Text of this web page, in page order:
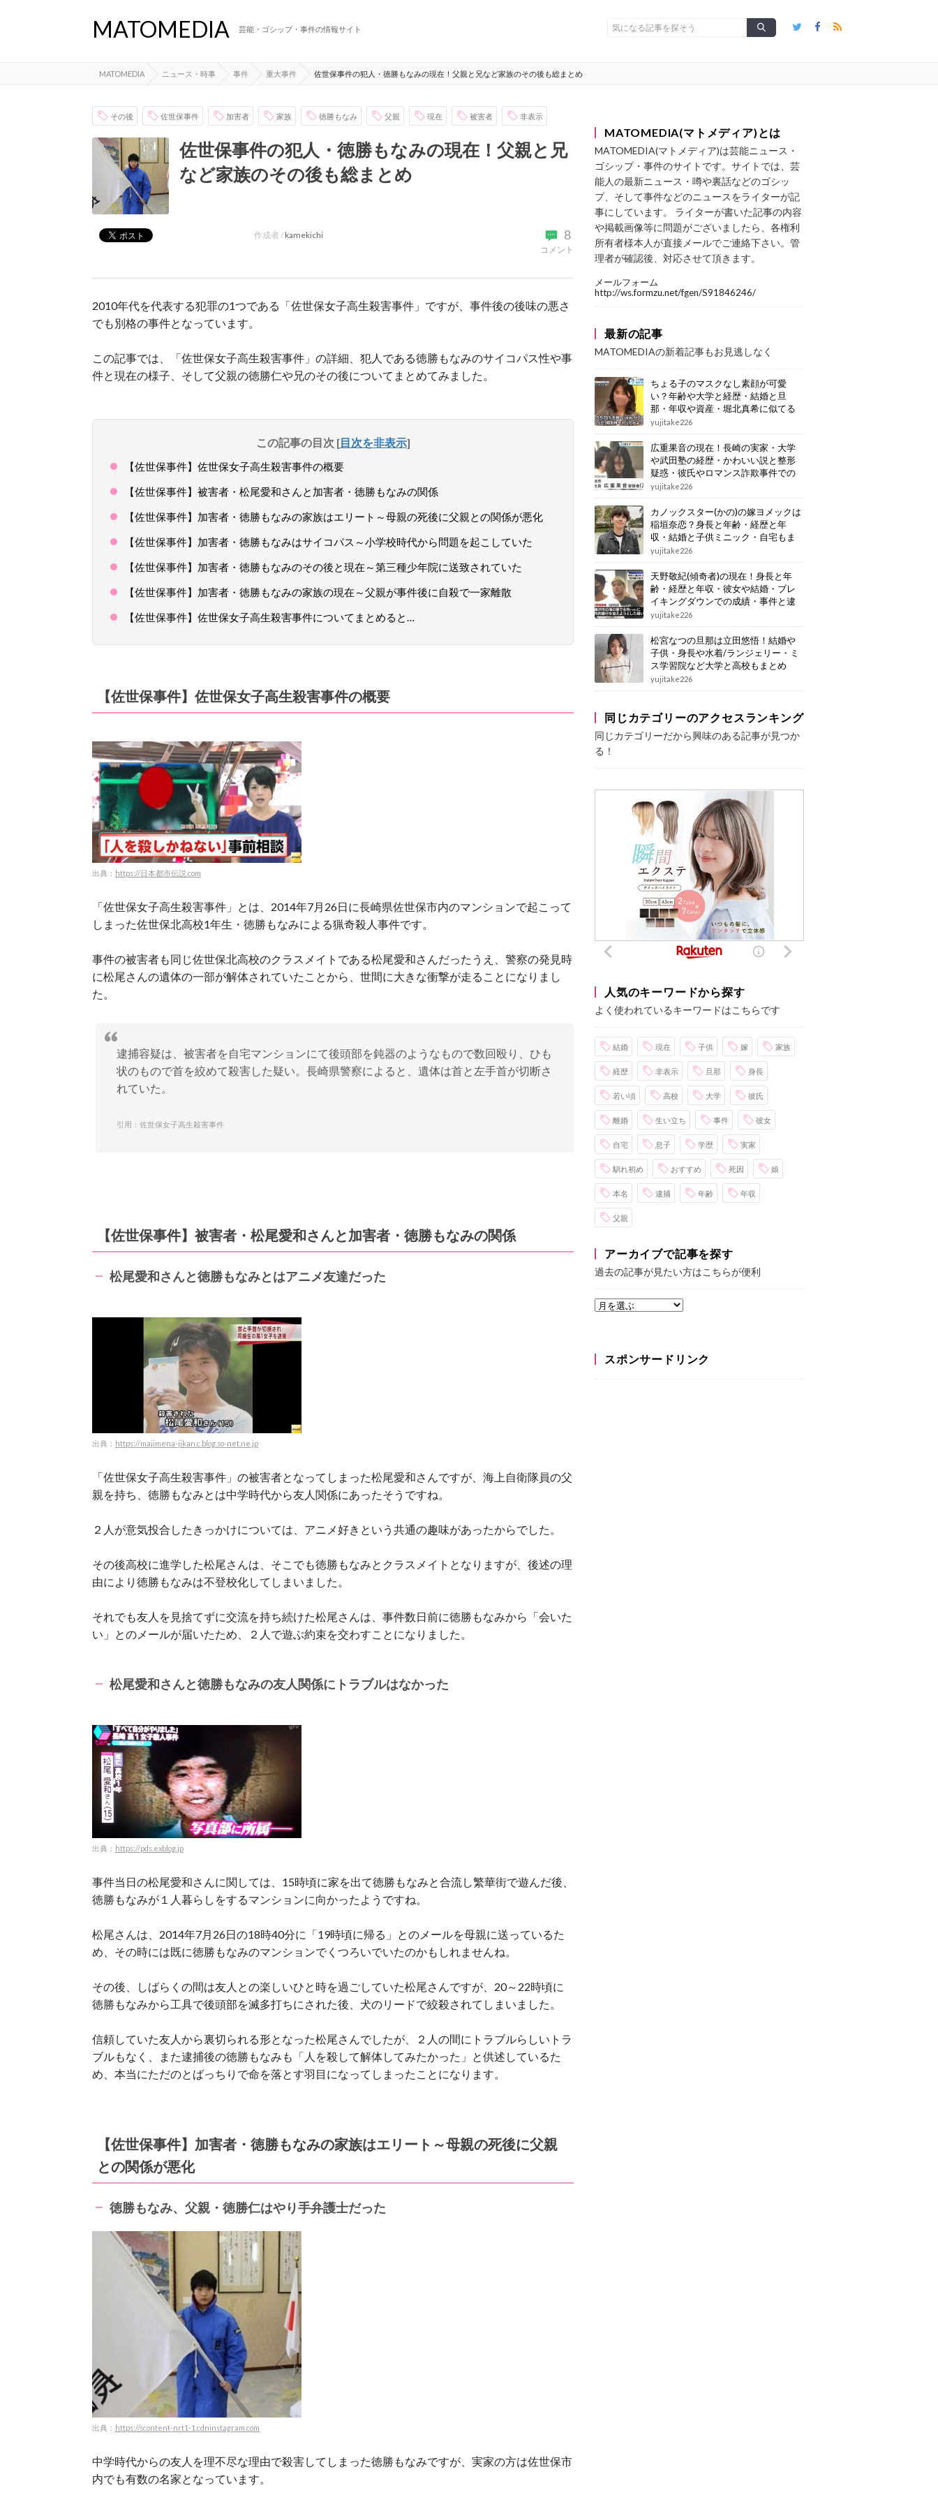
MATOMEDIA 芸能・ゴシップ・事件の情報サイト
MATOMEDIA ニュース・時事 事件 重大事件 佐世保事件の犯人・徳勝もなみの現在！父親と兄など家族のその後も総まとめ
その後 佐世保事件 加害者 家族 徳勝もなみ 父親 現在 被害者 非表示
佐世保事件の犯人・徳勝もなみの現在！父親と兄
など家族のその後も総まとめ
8
コメント
作成者 / kamekichi
2010年代を代表する犯罪の1つである「佐世保女子高生殺害事件」ですが、事件後の後味の悪さ
でも別格の事件となっています。
この記事では、「佐世保女子高生殺害事件」の詳細、犯人である徳勝もなみのサイコパス性や事
件と現在の様子、そして父親の徳勝仁や兄のその後についてまとめてみました。
この記事の目次 [目次を非表示]
【佐世保事件】佐世保女子高生殺害事件の概要
【佐世保事件】被害者・松尾愛和さんと加害者・徳勝もなみの関係
【佐世保事件】加害者・徳勝もなみの家族はエリート～母親の死後に父親との関係が悪化
【佐世保事件】加害者・徳勝もなみはサイコパス～小学校時代から問題を起こしていた
【佐世保事件】加害者・徳勝もなみのその後と現在～第三種少年院に送致されていた
【佐世保事件】加害者・徳勝もなみの家族の現在～父親が事件後に自殺で一家離散
【佐世保事件】佐世保女子高生殺害事件についてまとめると…
【佐世保事件】佐世保女子高生殺害事件の概要
出典： https://日本都市伝説.com
「佐世保女子高生殺害事件」とは、2014年7月26日に長崎県佐世保市内のマンションで起こって
しまった佐世保北高校1年生・徳勝もなみによる猟奇殺人事件です。
事件の被害者も同じ佐世保北高校のクラスメイトである松尾愛和さんだったうえ、警察の発見時
に松尾さんの遺体の一部が解体されていたことから、世間に大きな衝撃が走ることになりまし
た。
逮捕容疑は、被害者を自宅マンションにて後頭部を鈍器のようなもので数回殴り、ひも
状のもので首を絞めて殺害した疑い。長崎県警察によると、遺体は首と左手首が切断さ
れていた。
引用：佐世保女子高生殺害事件
【佐世保事件】被害者・松尾愛和さんと加害者・徳勝もなみの関係
松尾愛和さんと徳勝もなみとはアニメ友達だった
出典： https://majimena-jikan.c.blog.so-net.ne.jp
「佐世保女子高生殺害事件」の被害者となってしまった松尾愛和さんですが、海上自衛隊員の父
親を持ち、徳勝もなみとは中学時代から友人関係にあったそうですね。
２人が意気投合したきっかけについては、アニメ好きという共通の趣味があったからでした。
その後高校に進学した松尾さんは、そこでも徳勝もなみとクラスメイトとなりますが、後述の理
由により徳勝もなみは不登校化してしまいました。
それでも友人を見捨てずに交流を持ち続けた松尾さんは、事件数日前に徳勝もなみから「会いた
い」とのメールが届いたため、２人で遊ぶ約束を交わすことになりました。
松尾愛和さんと徳勝もなみの友人関係にトラブルはなかった
出典： https://pds.exblog.jp
事件当日の松尾愛和さんに関しては、15時頃に家を出て徳勝もなみと合流し繁華街で遊んだ後、
徳勝もなみが１人暮らしをするマンションに向かったようですね。
松尾さんは、2014年7月26日の18時40分に「19時頃に帰る」とのメールを母親に送っているた
め、その時には既に徳勝もなみのマンションでくつろいでいたのかもしれませんね。
その後、しばらくの間は友人との楽しいひと時を過ごしていた松尾さんですが、20～22時頃に
徳勝もなみから工具で後頭部を滅多打ちにされた後、犬のリードで絞殺されてしまいました。
信頼していた友人から裏切られる形となった松尾さんでしたが、２人の間にトラブルらしいトラ
ブルもなく、また逮捕後の徳勝もなみも「人を殺して解体してみたかった」と供述しているた
め、本当にただのとばっちりで命を落とす羽目になってしまったことになります。
【佐世保事件】加害者・徳勝もなみの家族はエリート～母親の死後に父親
との関係が悪化
徳勝もなみ、父親・徳勝仁はやり手弁護士だった
出典： https://scontent-nrt1-1.cdninstagram.com
中学時代からの友人を理不尽な理由で殺害してしまった徳勝もなみですが、実家の方は佐世保市
内でも有数の名家となっています。
MATOMEDIA(マトメディア)とは
MATOMEDIA(マトメディア)は芸能ニュース・
ゴシップ・事件のサイトです。サイトでは、芸
能人の最新ニュース・噂や裏話などのゴシッ
プ、そして事件などのニュースをライターが記
事にしています。 ライターが書いた記事の内容
や掲載画像等に問題がございましたら、各権利
所有者様本人が直接メールでご連絡下さい。管
理者が確認後、対応させて頂きます。
メールフォーム
http://ws.formzu.net/fgen/S91846246/
最新の記事
MATOMEDIAの新着記事もお見逃しなく
ちょる子のマスクなし素顔が可愛
い？年齢や大学と経歴・結婚と旦
那・年収や資産・堀北真希に似てる
画像もまとめ
yujitake226
広重果音の現在！長崎の実家・大学
や武田塾の経歴・かわいい説と整形
疑惑・彼氏やロマンス詐欺事件での
逮捕もまとめ
yujitake226
カノックスター(かの)の嫁ヨメックは
稲垣奈恋？身長と年齢・経歴と年
収・結婚と子供ミニック・自宅もま
とめ
yujitake226
天野敬紀(傾奇者)の現在！身長と年
齢・経歴と年収・彼女や結婚・ブレ
イキングダウンでの成績・事件と逮
捕もまとめ
yujitake226
松宮なつの旦那は立田悠悟！結婚や
子供・身長や水着/ランジェリー・ミ
ス学習院など大学と高校もまとめ
yujitake226
同じカテゴリーのアクセスランキング
同じカテゴリーだから興味のある記事が見つか
る！
人気のキーワードから探す
よく使われているキーワードはこちらです
結婚 現在 子供 嫁 家族
経歴 非表示 旦那 身長
若い頃 高校 大学 彼氏
離婚 生い立ち 事件 彼女
自宅 息子 学歴 実家
馴れ初め おすすめ 死因 娘
本名 逮捕 年齢 年収
父親
アーカイブで記事を探す
過去の記事が見たい方はこちらが便利
スポンサードリンク